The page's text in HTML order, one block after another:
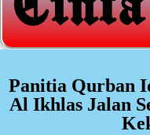
Panitia Qurban
Al Ikhlas Jalan